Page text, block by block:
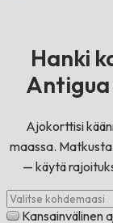
Hanki
Antigua
Ajokorttisi
maassa.
— käytä
Kansainvälinen